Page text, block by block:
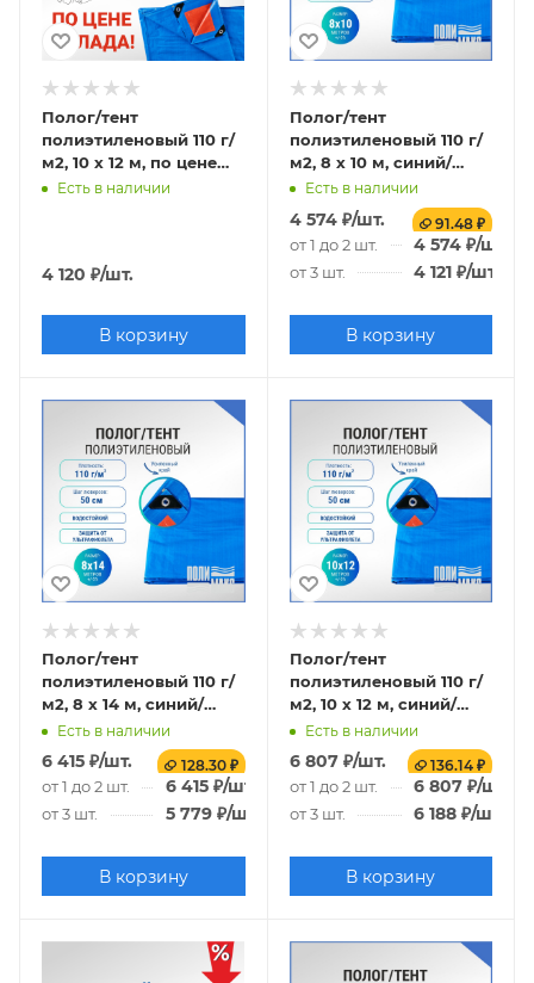
Полог/тент
полиэтиленовый 110 г/
м2, 10 х 12 м, по цене
склада!
Есть в наличии
4 120 ₽/шт.
В корзину
Полог/тент
полиэтиленовый 110 г/
м2, 8 х 10 м, синий/
оранжевый
Есть в наличии
4 574₽/шт. 91.48 ₽
от 1 до 2 шт. 4 574₽/шт.
от 3 шт. 4 121₽/шт.
В корзину
Полог/тент
полиэтиленовый 110 г/
м2, 8 х 14 м, синий/
оранжевый
Есть в наличии
6 415 ₽/шт. 128.30 ₽
от 1 до 2 шт. 6 415 ₽/шт.
от 3 шт. 5 779 ₽/шт.
В корзину
Полог/тент
полиэтиленовый 110 г/
м2, 10 х 12 м, синий/
оранжевый
Есть в наличии
6 807₽/шт. 136.14 ₽
от 1 до 2 шт. 6 807₽/шт.
от 3 шт. 6 188₽/шт.
В корзину